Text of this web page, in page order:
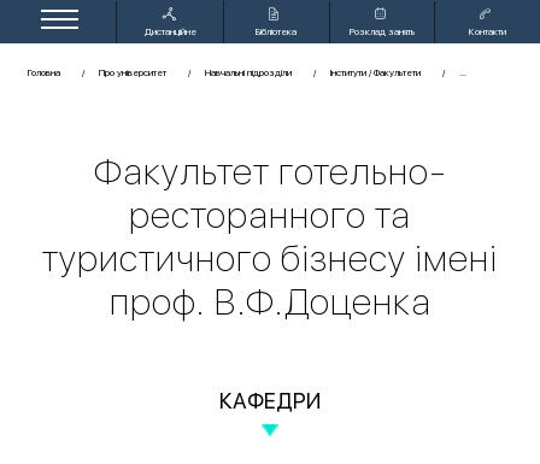
Дистанційне
Бібліотека Розклад занять Контакти
Головна Про університет Навчальні підрозділи Інститути / Факультети
Факультет готельно-
ресторанного та
туристичного бізнесу імені
проф. В.Ф.Доценка
КАФЕДРИ